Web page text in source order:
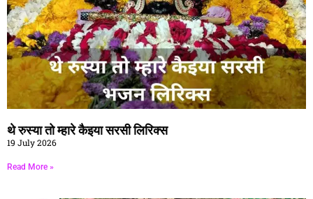
थे रुस्या तो म्हारे कैइया सरसी लिरिक्स
19 July 2026
Read More »